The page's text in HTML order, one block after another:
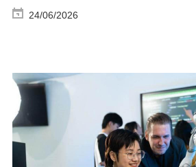
24/06/2026